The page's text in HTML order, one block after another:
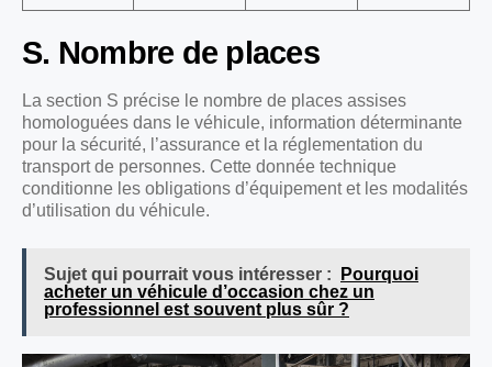
S. Nombre de places
La section S précise le nombre de places assises
homologuées dans le véhicule, information déterminante
pour la sécurité, l’assurance et la réglementation du
transport de personnes. Cette donnée technique
conditionne les obligations d’équipement et les modalités
d’utilisation du véhicule.
Sujet qui pourrait vous intéresser :
Pourquoi
acheter un véhicule d’occasion chez un
professionnel est souvent plus sûr ?